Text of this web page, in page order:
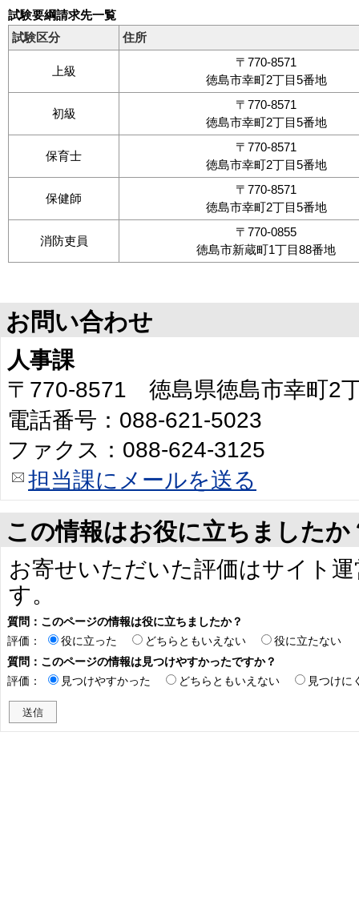
試験要綱請求先一覧
試験区分
住所
上級
〒770-8571
徳島市幸町2丁目5番地
初級
〒770-8571
徳島市幸町2丁目5番地
保育士
〒770-8571
徳島市幸町2丁目5番地
保健師
〒770-8571
徳島市幸町2丁目5番地
消防吏員
〒770-0855
徳島市新蔵町1丁目88番地
お問い合わせ
人事課
〒770-8571 徳島県徳島市幸町2
電話番号：088-621-5023
ファクス：088-624-3125
担当課にメールを送る
この情報はお役に立ちましたか
お寄せいただいた評価はサイト
す。
質問：このページの情報は役に立ちましたか？
評価：
役に立った どちらともいえない
役に立たない
質問：このページの情報は見つけやすかったですか？
評価：
見つけやすかった どちらともいえない 見つけに